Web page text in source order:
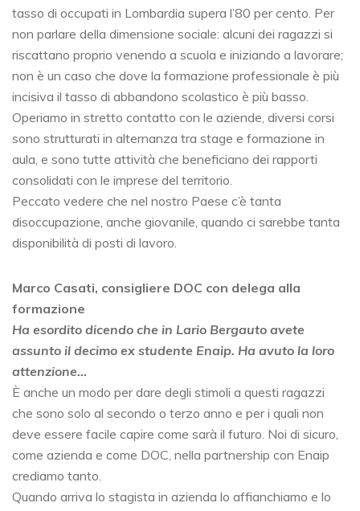
tasso di occupati in Lombardia supera l’80 per cento. Per
non parlare della dimensione sociale: alcuni dei ragazzi si
riscattano proprio venendo a scuola e iniziando a lavorare;
non è un caso che dove la formazione professionale è più
incisiva il tasso di abbandono scolastico è più basso.
Operiamo in stretto contatto con le aziende, diversi corsi
sono strutturati in alternanza tra stage e formazione in
aula, e sono tutte attività che beneficiano dei rapporti
consolidati con le imprese del territorio.
Peccato vedere che nel nostro Paese c’è tanta
disoccupazione, anche giovanile, quando ci sarebbe tanta
disponibilità di posti di lavoro.
Marco Casati, consigliere DOC con delega alla
formazione
Ha esordito dicendo che in Lario Bergauto avete
assunto il decimo ex studente Enaip. Ha avuto la loro
attenzione…
È anche un modo per dare degli stimoli a questi ragazzi
che sono solo al secondo o terzo anno e per i quali non
deve essere facile capire come sarà il futuro. Noi di sicuro,
come azienda e come DOC, nella partnership con Enaip
crediamo tanto.
Quando arriva lo stagista in azienda lo affianchiamo e lo